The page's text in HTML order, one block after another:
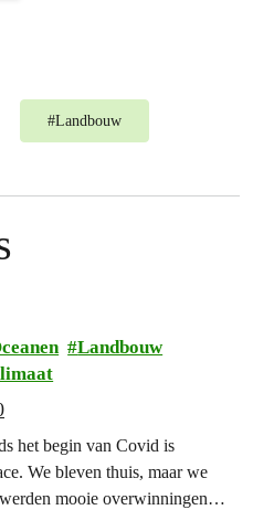
#Landbouw
Landbouw
het begin van Covid is
We bleven thuis, maar we
mooie overwinningen